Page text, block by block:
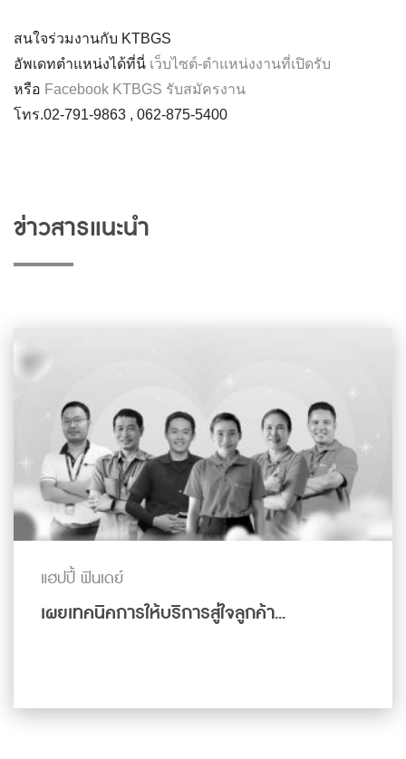
สนใจร่วมงานกับ KTBGS
อัพเดทตำแหน่งได้ที่นี่ เว็บไซต์-ตำแหน่งงานที่เปิดรับ
หรือ Facebook KTBGS รับสมัครงาน
โทร.02-791-9863 , 062-875-5400
ข่าวสารแนะนำ
แฮปปี้ ฟินเดย์
เผยเทคนิคการให้บริการสู่ใจลูกค้า...